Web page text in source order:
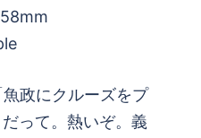
政にクルーズをプ
って。熱いぞ。義